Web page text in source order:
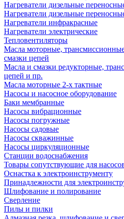
Нагреватели дизельные
Нагреватели дизельные
Нагреватели инфракрасные
Нагреватели электрические
Тепловентиляторы
Масла моторные,
смазки цепей
Масла и смазки редукторные,
цепей и пр.
Масла моторные 2-х тактные
Насосы и насосное оборудование
Баки мембранные
Насосы вибрационные
Насосы погружные
Насосы садовые
Насосы скважинные
Насосы циркуляционные
Станции водоснабжения
Товары сопутствующие для
Оснастка к электроинструменту
Принадлежности для
Шлифование и полирование
Сверление
Пилы и пилки